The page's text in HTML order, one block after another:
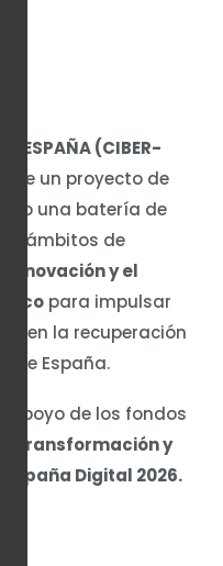
ESPAÑA (CIBER-
de un proyecto de
una batería de
ámbitos de
Innovación y el
para impulsar
la recuperación
de España.
apoyo de los fondos
Transformación y
España Digital 2026.